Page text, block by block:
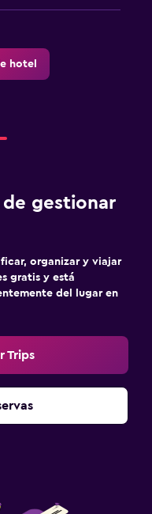
hotel
de gestionar
organizar y viajar
gratis y está
del lugar en
Trips